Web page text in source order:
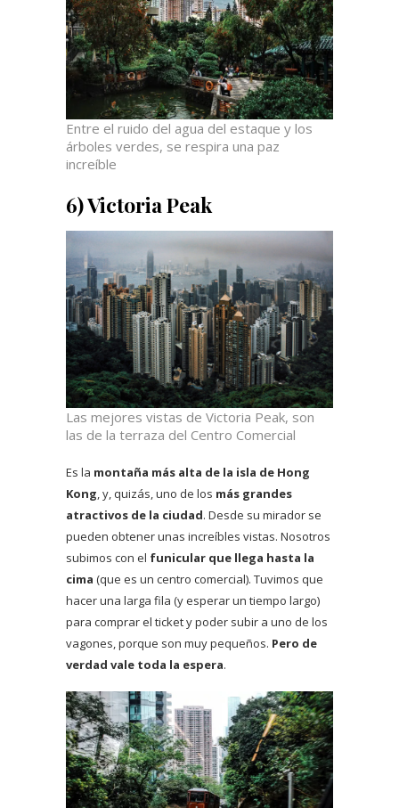
Entre el ruido del agua del estaque y los
árboles verdes, se respira una paz
increíble
6) Victoria Peak
Las mejores vistas de Victoria Peak, son
las de la terraza del Centro Comercial
Es la montaña más alta de la isla de Hong
Kong, y, quizás, uno de los más grandes
atractivos de la ciudad. Desde su mirador se
pueden obtener unas increíbles vistas. Nosotros
subimos con el funicular que llega hasta la
cima (que es un centro comercial). Tuvimos que
hacer una larga fila (y esperar un tiempo largo)
para comprar el ticket y poder subir a uno de los
vagones, porque son muy pequeños. Pero de
verdad vale toda la espera.